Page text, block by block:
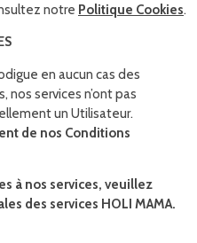
notre Politique Cookies.
en aucun cas des
nos services n’ont pas
un Utilisateur.
de nos Conditions
à nos services, veuillez
des services HOLI MAMA.